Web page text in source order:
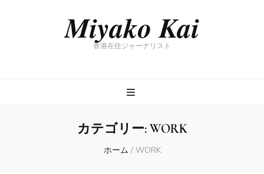
Miyako Kai
香港在住ジャーナリスト
カテゴリー:WORK
ホーム / WORK